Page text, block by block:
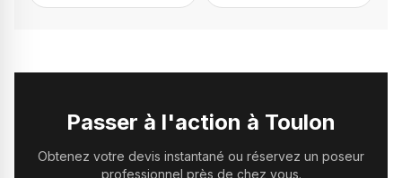
Passer à l'action à Toulon
Obtenez votre devis instantané ou réservez un poseur
professionnel près de chez vous.